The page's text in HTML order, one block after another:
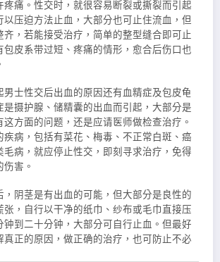
疼痛。性交时，就很容易断裂或撕裂而引起
以压迫方法止血，大部分也可止住流血，但
齐，若能接受治疗，简单的整型缝合即可止
包皮系带过短、疼痛的情形，愈合后伤口也
士性交后出血的原因还有血精症及包皮龟
摄护腺、 储精囊的出血而引起，大部分是
这方面的问题，还是应请医师做检查治疗。
疾病，包括有菜花、梅毒、不正常白斑、癌
毛病，就应停止性交，即刻寻求治疗，免得
害。
阴茎是有出血的可能，但大部分是良性的
张，自行以干净的纸巾、纱布或毛巾直接压
钟到二十分钟，大部分可自行止血。但最好
真正的原因，做正确的治疗，也可防止不必